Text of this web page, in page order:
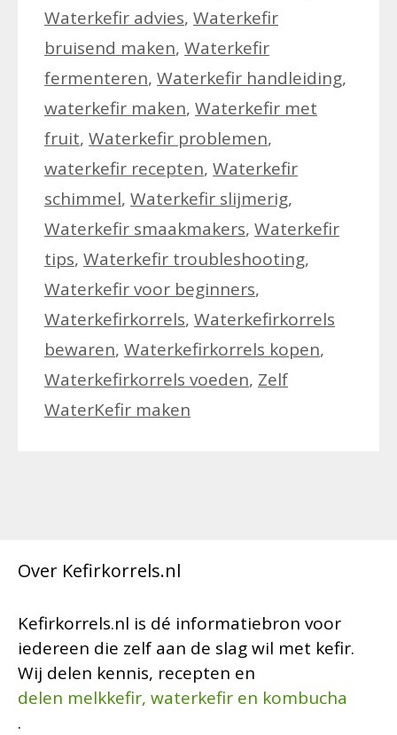
Waterkefir advies, Waterkefir
bruisend maken, Waterkefir
fermenteren, Waterkefir handleiding,
waterkefir maken, Waterkefir met
fruit, Waterkefir problemen,
waterkefir recepten, Waterkefir
schimmel, Waterkefir slijmerig,
Waterkefir smaakmakers, Waterkefir
tips, Waterkefir troubleshooting,
Waterkefir voor beginners,
Waterkefirkorrels, Waterkefirkorrels
bewaren, Waterkefirkorrels kopen,
Waterkefirkorrels voeden, Zelf
WaterKefir maken
Over Kefirkorrels.nl
Kefirkorrels.nl is dé informatiebron voor
iedereen die zelf aan de slag wil met kefir.
Wij delen kennis, recepten en
delen melkkefir, waterkefir en kombucha
.